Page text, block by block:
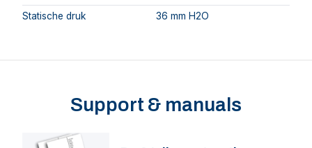
Statische druk
36 mm H2O
Support & manuals